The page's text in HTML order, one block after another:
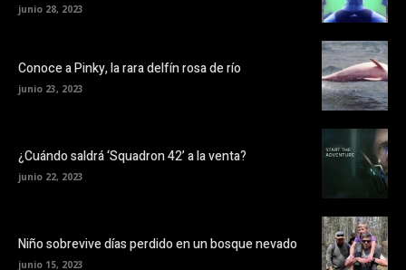
junio 28, 2023
Conoce a Pinky, la rara delfín rosa de río
junio 23, 2023
¿Cuándo saldrá ‘Squadron 42’ a la venta?
junio 22, 2023
Niño sobrevive días perdido en un bosque nevado
junio 15, 2023